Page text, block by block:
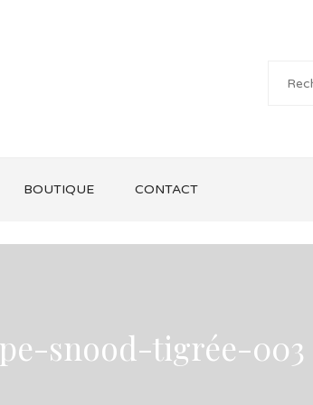
BOUTIQUE CONTACT
snood-tigrée-003